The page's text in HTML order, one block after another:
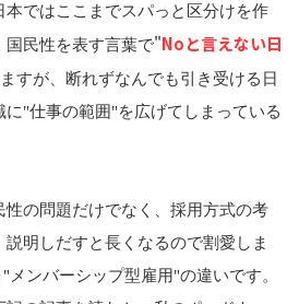
本ではここまでスパっと区分けを作
国民性を表す言葉で"Noと言えない日
すが、断れずなんでも引き受ける日
"仕事の範囲"を広げてしまっている
性の問題だけでなく、採用方式の考
明しだすと長くなるので割愛しま
ンバーシップ型雇用"の違いです。